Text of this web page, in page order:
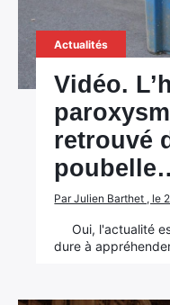
Actualités
Vidéo.
retrouvé
Par Julien Barthet , le
Oui, l'actualité
dure à